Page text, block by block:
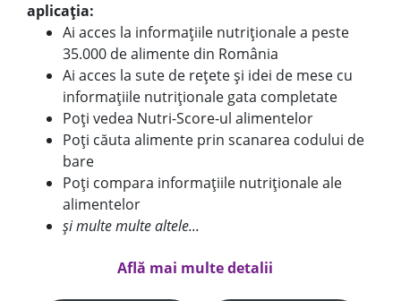
aplicația:
Ai acces la informațiile nutriționale a peste
35.000 de alimente din România
Ai acces la sute de rețete și idei de mese cu
informațiile nutriționale gata completate
Poți vedea Nutri-Score-ul alimentelor
Poți căuta alimente prin scanarea codului de
bare
Poți compara informațiile nutriționale ale
alimentelor
și multe multe altele...
Află mai multe detalii